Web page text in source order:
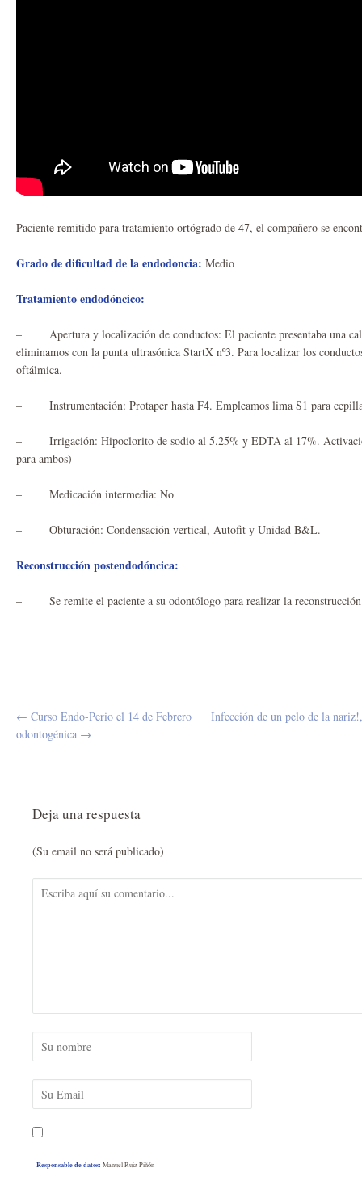
Paciente remitido para tratamiento ortógrado de 47, el compañero se
Grado de dificultad de la endodoncia: Medio
Tratamiento endodóncico:
– Apertura y localización de conductos: El paciente presentaba una
eliminamos con la punta ultrasónica StartX nº3. Para localizar los
oftálmica.
– Instrumentación: Protaper hasta F4. Empleamos lima S1 para
– Irrigación: Hipoclorito de sodio al 5.25% y EDTA al 17%.
para ambos)
– Medicación intermedia: No
– Obturación: Condensación vertical, Autofit y Unidad B&L.
Reconstrucción postendodóncica:
– Se remite el paciente a su odontólogo para realizar la
← Curso Endo-Perio el 14 de Febrero
Infección de un pelo de la
odontogénica →
Deja una respuesta
(Su email no será publicado)
- Responsable de datos: Manuel Ruiz Piñón